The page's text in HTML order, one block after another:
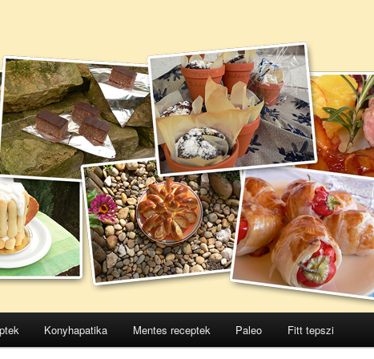
Konyhapatika Mentes receptek Paleo Fitt tepszi